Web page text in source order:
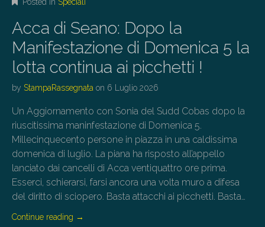
Acca di Seano: Dopo la
Manifestazione di Domenica 5 la
lotta continua ai picchetti !
by StampaRassegnata on 6 Luglio 2026
Un Aggiornamento con Sonia del Sudd Cobas dopo la
riuscitissima maninfestazione di Domenica 5.
Millecinquecento persone in piazza in una caldissima
domenica di luglio. La piana ha risposto all’appello
lanciato dai cancelli di Acca ventiquattro ore prima.
Esserci, schierarsi, farsi ancora una volta muro a difesa
del diritto di sciopero. Basta attacchi ai picchetti. Basta…
Continue reading →